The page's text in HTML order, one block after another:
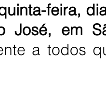
feira,
José, em
a todos